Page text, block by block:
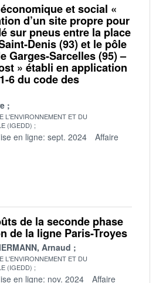
et social «
d’un site propre pour
sur pneus entre la place
Denis (93) et le pôle
Garges-Sarcelles (95) –
» établi en application
6 du code des
L'ENVIRONNEMENT ET DU
(IGEDD)
en ligne: sept. 2024
Affaire
de la seconde phase
de la ligne Paris-Troyes
Arnaud
L'ENVIRONNEMENT ET DU
(IGEDD)
en ligne: nov. 2024
Affaire